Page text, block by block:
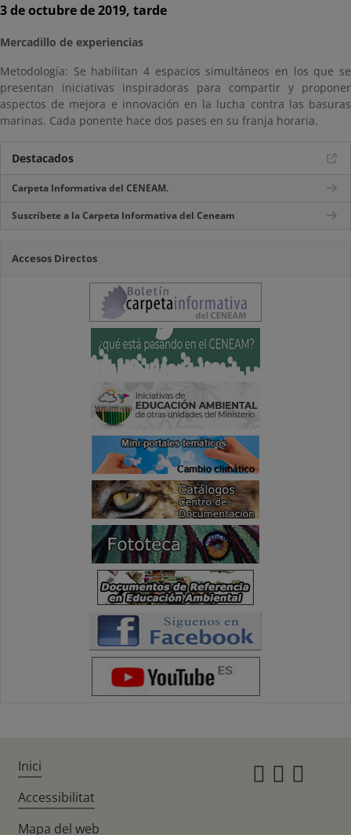
3 de octubre de 2019, tarde
Mercadillo de experiencias
Metodología: Se habilitan 4 espacios simultáneos en los que se
presentan iniciativas inspiradoras para compartir y proponer
aspectos de mejora e innovación en la lucha contra las basuras
marinas. Cada ponente hace dos pases en su franja horaria.
Destacados
Carpeta Informativa del CENEAM.
Suscríbete a la Carpeta Informativa del Ceneam
Accesos Directos
Inici
Accessibilitat
Mapa del web